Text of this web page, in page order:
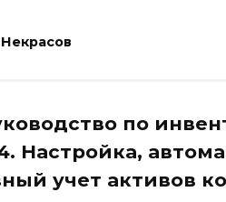
по
Настройка,
учет активов